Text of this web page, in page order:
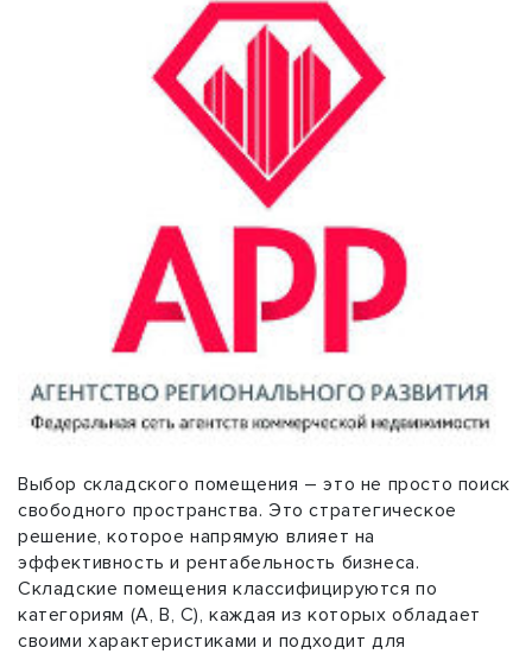
Выбор складского помещения – это не просто поиск
свободного пространства. Это стратегическое
решение, которое напрямую влияет на
эффективность и рентабельность бизнеса.
Складские помещения классифицируются по
категориям (A, B, C), каждая из которых обладает
своими характеристиками и подходит для